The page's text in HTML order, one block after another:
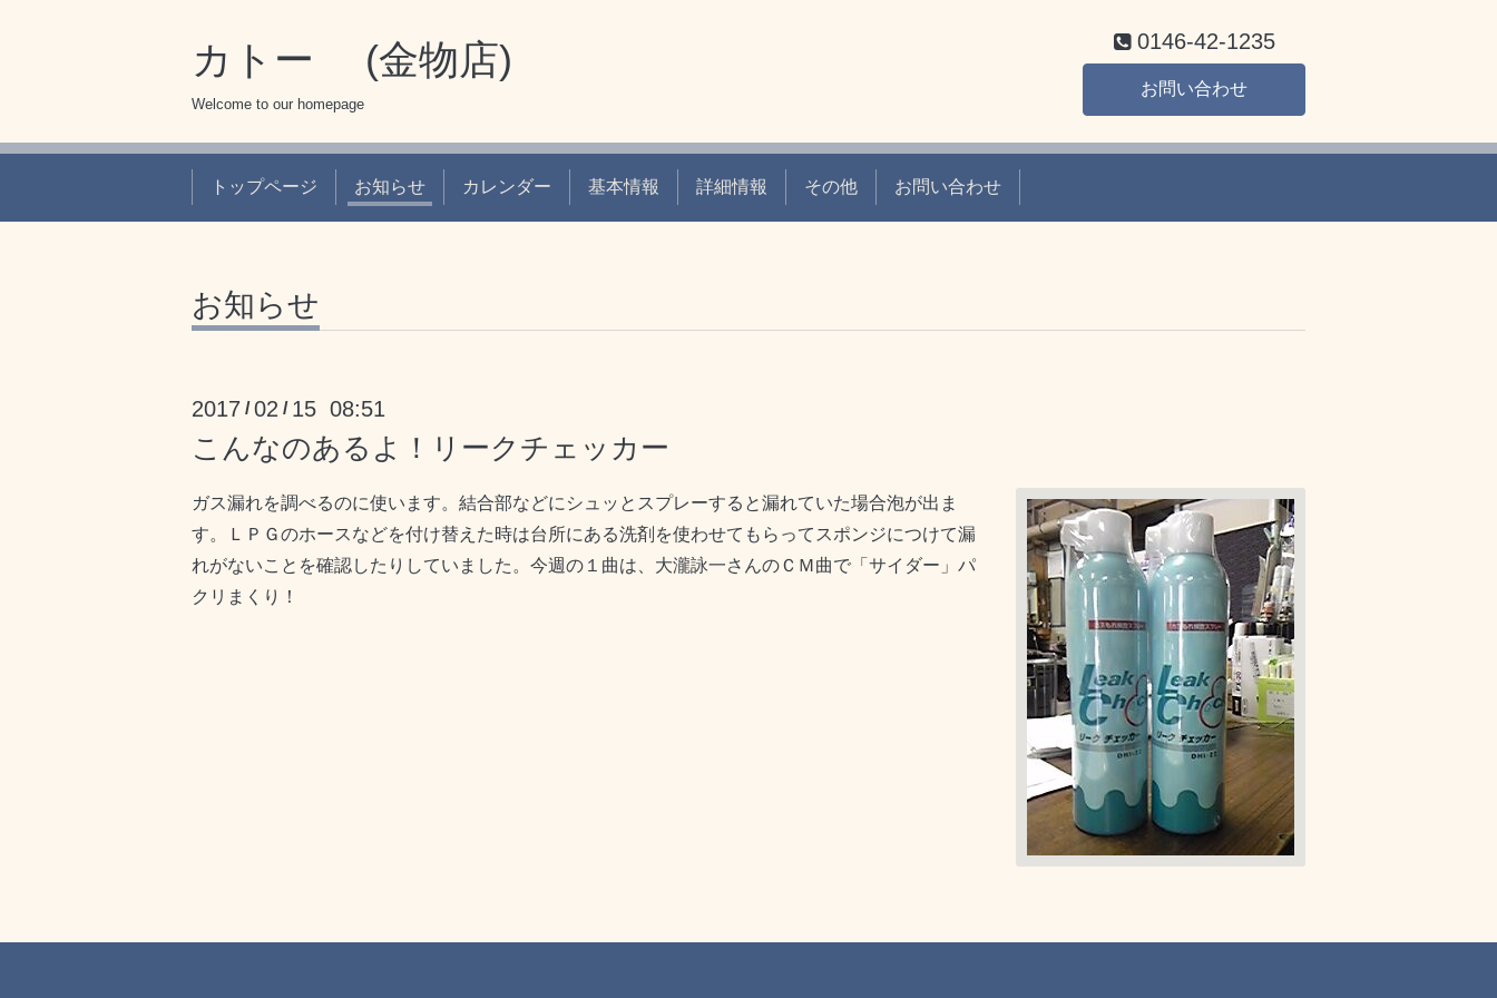
カトー (金物店)
Welcome to our homepage
0146-42-1235
お問い合わせ
トップページ お知らせ カレンダー 基本情報 詳細情報 その他 お問い合わせ
お知らせ
2017 /02 / 15 08:51
こんなのあるよ！リークチェッカー
ガス漏れを調べるのに使います。結合部などにシュッとスプレーすると漏れていた場合泡が出ま
す。ＬＰＧのホースなどを付け替えた時は台所にある洗剤を使わせてもらってスポンジにつけて漏
れがないことを確認したりしていました。今週の１曲は、大瀧詠一さんのＣＭ曲で「サイダー」パ
クリまくり！